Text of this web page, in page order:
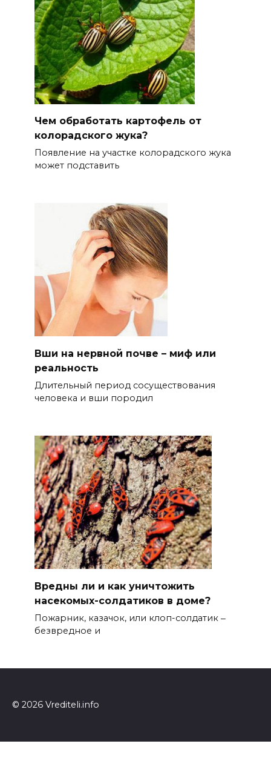
Чем обработать картофель от
колорадского жука?
Появление на участке колорадского жука
может подставить
Вши на нервной почве – миф или
реальность
Длительный период сосуществования
человека и вши породил
Вредны ли и как уничтожить
насекомых-солдатиков в доме?
Пожарник, казачок, или клоп-солдатик ‒
безвредное и
© 2026 Vrediteli.info